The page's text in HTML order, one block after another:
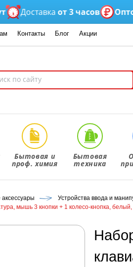
от 3 часов Оптовые
Контакты Блог Акции
Бытовая и
проф. химия
Бытовая
техника
Устройства ввода и
мышь 3 кнопки + 1 колесо-кнопка,